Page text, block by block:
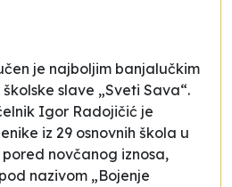
je najboljim banjalučkim
slave „Sveti Sava“.
Igor Radojičić je
iz 29 osnovnih škola u
novčanog iznosa,
nazivom „Bojenje